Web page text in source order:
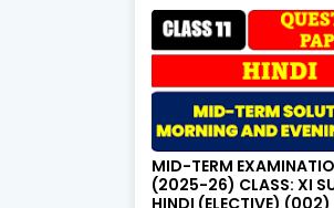
MID-TERM
(2025-26) CLASS: XI
HINDI (ELECTIVE) (002)